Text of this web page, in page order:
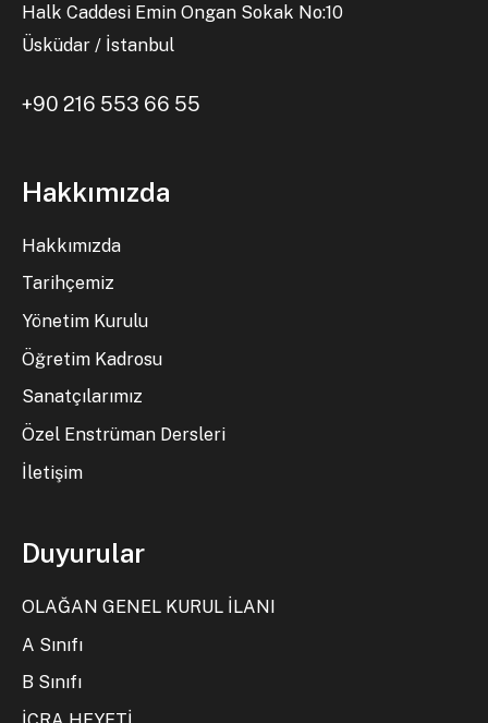
Halk Caddesi Emin Ongan Sokak No:10
Üsküdar / İstanbul
+90 216 553 66 55
Hakkımızda
Hakkımızda
Tarihçemiz
Yönetim Kurulu
Öğretim Kadrosu
Sanatçılarımız
Özel Enstrüman Dersleri
İletişim
Duyurular
OLAĞAN GENEL KURUL İLANI
A Sınıfı
B Sınıfı